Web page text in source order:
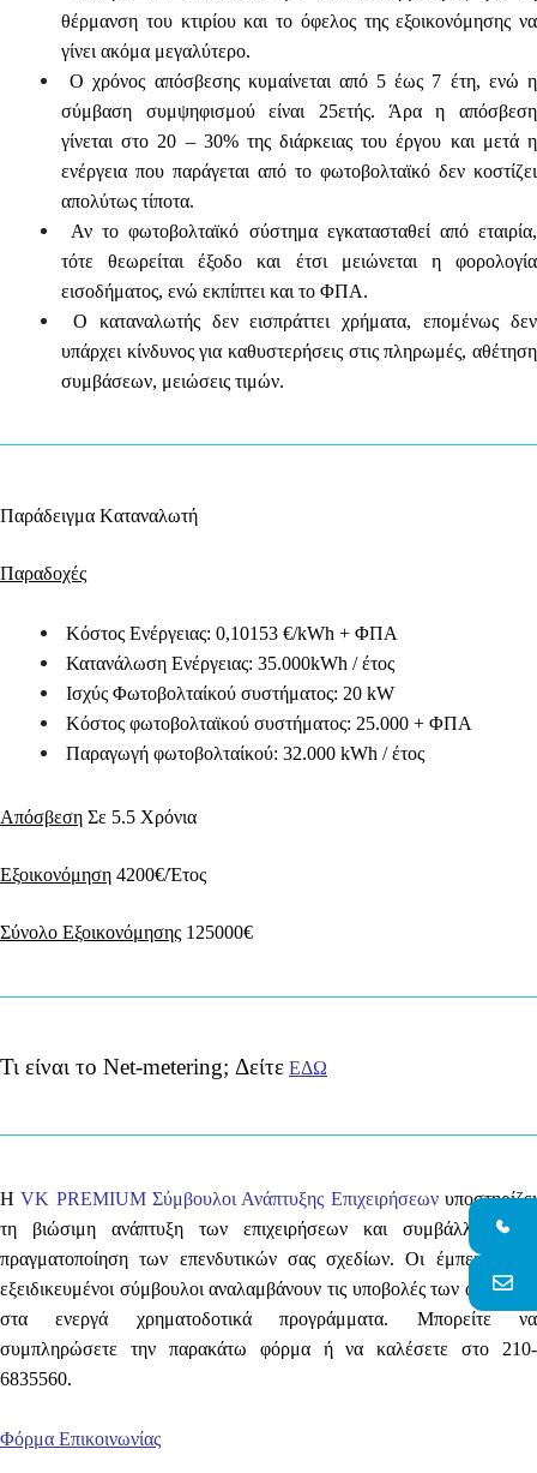
θέρμανση του κτιρίου και το όφελος της εξοικονόμησης να
γίνει ακόμα μεγαλύτερο.
Ο χρόνος απόσβεσης κυμαίνεται από 5 έως 7 έτη, ενώ η
σύμβαση συμψηφισμού είναι 25ετής. Άρα η απόσβεση
γίνεται στο 20 – 30% της διάρκειας του έργου και μετά η
ενέργεια που παράγεται από το φωτοβολταϊκό δεν κοστίζει
απολύτως τίποτα.
Αν το φωτοβολταϊκό σύστημα εγκατασταθεί από εταιρία,
τότε θεωρείται έξοδο και έτσι μειώνεται η φορολογία
εισοδήματος, ενώ εκπίπτει και το ΦΠΑ.
Ο καταναλωτής δεν εισπράττει χρήματα, επομένως δεν
υπάρχει κίνδυνος για καθυστερήσεις στις πληρωμές, αθέτηση
συμβάσεων, μειώσεις τιμών.
Παράδειγμα Kαταναλωτή
Παραδοχές
Κόστος Ενέργειας: 0,10153 €/kWh + ΦΠΑ
Κατανάλωση Ενέργειας: 35.000kWh / έτος
Ισχύς Φωτοβολταίκού συστήματος: 20 kW
Κόστος φωτοβολταϊκού συστήματος: 25.000 + ΦΠΑ
Παραγωγή φωτοβολταίκού: 32.000 kWh / έτος
Απόσβεση Σε 5.5 Χρόνια
Εξοικονόμηση 4200€/Έτος
Σύνολο Εξοικονόμησης 125000€
Τι είναι το Net-metering; Δείτε ΕΔΩ
ΗVK PREMIUM Σύμβουλοι Ανάπτυξης Επιχειρήσεωνυποστηρίζει
τη βιώσιμη ανάπτυξη των επιχειρήσεων και συμβάλλει στην
πραγματοποίηση των επενδυτικών σας σχεδίων. Οι έμπειροι και
εξειδικευμένοι σύμβουλοι αναλαμβάνουν τις υποβολές των αιτήσεων
στα ενεργά χρηματοδοτικά προγράμματα. Μπορείτε να
συμπληρώσετε την παρακάτω φόρμα ή να καλέσετε στο 210-
6835560.
Φόρμα Επικοινωνίας